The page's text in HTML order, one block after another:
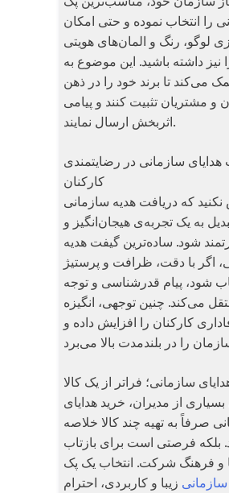
را انتخاب نموده و حتی امکان
لوگو، رنگ و المان‌های هویتی
نیز داشته باشید. این موضوع به
می‌کند تا برند خود را در ذهن
و مشتریان تثبیت کنند و پیامی
اثربخش ارسال نمایند.
هدایای سازمانی در رضایتمندی
کارکنان
که دریافت هدیه سازمانی
به یک تجربه‌ی هیجان‌انگیز و
شود. ساده‌ترین گیفت هدیه
اگر با دقت، ظرافت و پرستیژ
شود، پیام قدرشناسی و توجه
می‌کند. چنین توجهی، انگیزه
کارکنان را افزایش داده و
سازمانی؛ فراتر از یک کالا
بسیاری از مدیران، خرید هدایای
صرفاً به تهیه چند کالا خلاصه
بلکه فرصتی است برای بازتاب
و فرهنگ شرکت. انتخاب یک پک
زیبا و کاربردی، احترام